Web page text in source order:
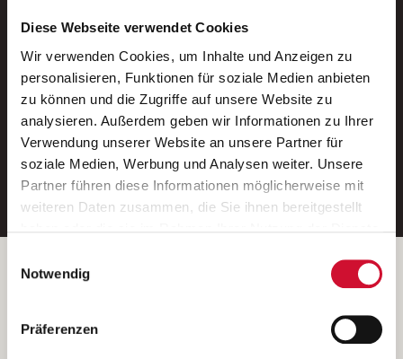
Diese Webseite verwendet Cookies
Wir verwenden Cookies, um Inhalte und Anzeigen zu
personalisieren, Funktionen für soziale Medien anbieten
zu können und die Zugriffe auf unsere Website zu
analysieren. Außerdem geben wir Informationen zu Ihrer
Verwendung unserer Website an unsere Partner für
soziale Medien, Werbung und Analysen weiter. Unsere
Partner führen diese Informationen möglicherweise mit
weiteren Daten zusammen, die Sie ihnen bereitgestellt
Wenn Sie auf „Cookies zulassen“ klicken, so stimmen
Sie der Speicherung sämtlicher Cookies zu. Sie können
Ihre Einwilligung selbstverständlich jederzeit widerrufen,
indem Sie die Cookie-Einstellungen aufrufen und diese
Notwendig
Präferenzen
Neue Stellen per E-Mail.
Ein kostenloser Service von AWO
Jobs.
E-Mail-Adresse eintragen
Betreiber der Webseite
Kantstraße 45a